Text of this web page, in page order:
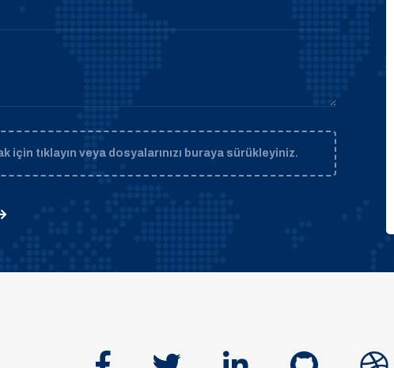
için tıklayın veya dosyalarınızı buraya sürükleyiniz.